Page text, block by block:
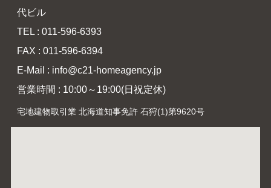
代ビル
TEL : 011-596-6393
FAX : 011-596-6394
E-Mail : info@c21-homeagency.jp
営業時間 : 10:00～19:00(日祝定休)
宅地建物取引業 北海道知事免許 石狩(1)第9620号